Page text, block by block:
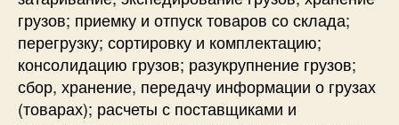
грузов; приемку и отпуск товаров со склада;
перегрузку; сортировку и комплектацию;
консолидацию грузов; разукрупнение грузов;
сбор, хранение, передачу информации о грузах
(товарах); расчеты с поставщиками и